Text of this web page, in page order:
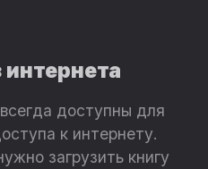
доступны для
к интернету.
загрузить книгу